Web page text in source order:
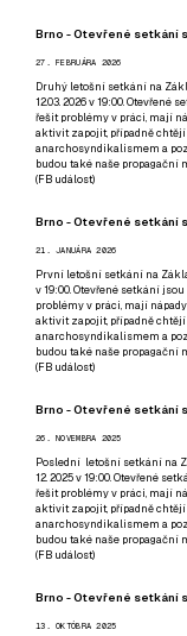
Brno - Otevřené setkání
27. FEBRUÁRA 2026
Druhý letošní setkání na
12.03. 2026 v 19:00.
řešit problémy v práci, mají
aktivit zapojit, případně
anarchosyndikalismem a
budou také naše propagační
(FB událost)
Brno - Otevřené setkání
21. JANUÁRA 2026
První letošní setkání na
v 19:00. Otevřené setkání
problémy v práci, mají
aktivit zapojit, případně
anarchosyndikalismem a
budou také naše propagační
(FB událost)
Brno - Otevřené setkání
26. NOVEMBRA 2025
Poslední letošní setkání na
12. 2025 v 19:00. Otevřené
řešit problémy v práci, mají
aktivit zapojit, případně
anarchosyndikalismem a
budou také naše propagační
(FB událost)
Brno - Otevřené setkání
13. OKTÓBRA 2025